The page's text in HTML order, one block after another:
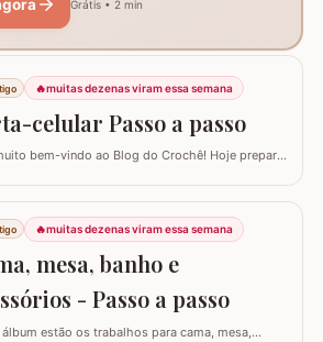
Grátis • 2 min
🔥muitas dezenas viram essa semana
celular Passo a passo
bem-vindo ao Blog do Crochê! Hoje preparei
peça linda para guardar o aparelho e o
dentro da bolsa, ele funciona como um
inteligente na hora de carregar seu…
🔥muitas dezenas viram essa semana
mesa, banho e
- Passo a passo
álbum estão os trabalhos para cama, mesa,